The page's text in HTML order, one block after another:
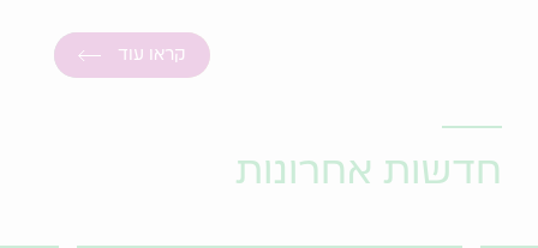
קראו עוד
חדשות אחרונות